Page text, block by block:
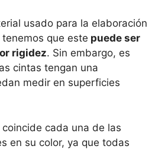
usado para la elaboración
que este puede ser
rigidez. Sin embargo, es
cintas tengan una
medir en superficies
cada una de las
en su color, ya que todas